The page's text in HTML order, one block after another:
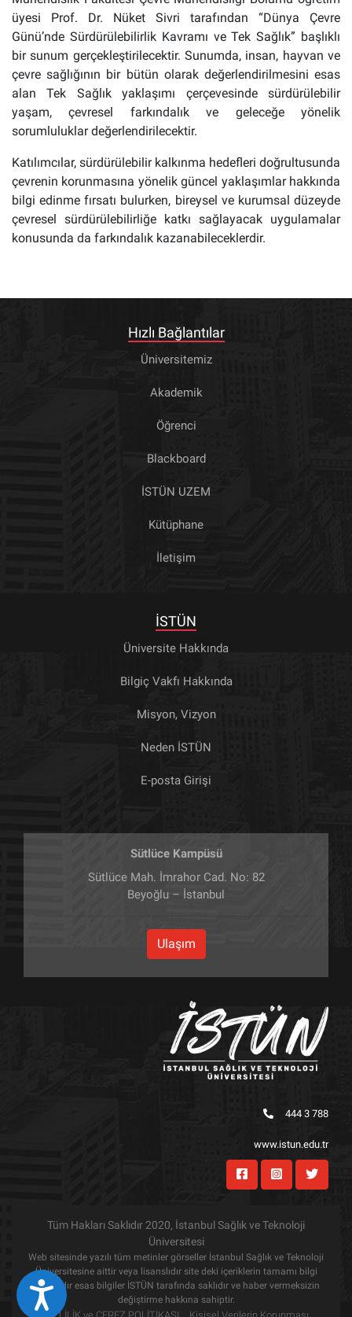
Eri&#351;ilebilirlik
üyesi Prof. Dr. Nüket Sivri tarafından “Dünya Çevre
Günü’nde Sürdürülebilirlik Kavramı ve Tek Sağlık” başlıklı
bir sunum gerçekleştirilecektir. Sunumda, insan, hayvan ve
çevre sağlığının bir bütün olarak değerlendirilmesini esas
alan Tek Sağlık yaklaşımı çerçevesinde sürdürülebilir
yaşam, çevresel farkındalık ve geleceğe yönelik
sorumluluklar değerlendirilecektir.
Katılımcılar, sürdürülebilir kalkınma hedefleri doğrultusunda
çevrenin korunmasına yönelik güncel yaklaşımlar hakkında
bilgi edinme fırsatı bulurken, bireysel ve kurumsal düzeyde
çevresel sürdürülebilirliğe katkı sağlayacak uygulamalar
konusunda da farkındalık kazanabileceklerdir.
Hızlı Bağlantılar
Üniversitemiz
Akademik
Öğrenci
Blackboard
İSTÜN UZEM
Kütüphane
İletişim
İSTÜN
Üniversite Hakkında
Bilgiç Vakfı Hakkında
Misyon, Vizyon
Neden İSTÜN
E-posta Girişi
Sütlüce Kampüsü
Sütlüce Mah. İmrahor Cad. No: 82
Beyoğlu – İstanbul
Ulaşım
444 3 788
www.istun.edu.tr
Tüm Hakları Saklıdır 2020, İstanbul Sağlık ve Teknoloji
Üniversitesi
Web sitesinde yazılı tüm metinler görseller İstanbul Sağlık ve Teknoloji
Üniversitesine aittir veya lisanslıdır site deki içeriklerin tamamı bilgi
amaçlıdır esas bilgiler İSTÜN tarafında saklıdır ve haber vermeksizin
değiştirme hakkına sahiptir.